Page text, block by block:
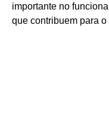
importante no
que contribuem para